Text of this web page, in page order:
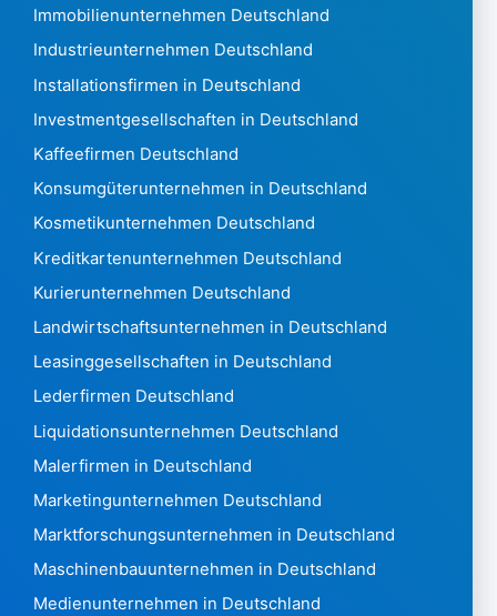
Israel 216.537
Italien6,336,903
Elfenbeinküste 1.490
Japan 4,735,348
Jordanien 18.486
Kasachstan 433057
Kenia5.275
Kosovo595
Kuwait 31.399
Laos28
Lettland 126.478
Lesotho442
Liberia705
Libyen451
Liechtenstein 9.427
Luxemburg 145.628
Macao 1,307
Mazedonien 3,874
Immobilienunternehmen Deutschland
Industrieunternehmen Deutschland
Installationsfirmen in Deutschland
Investmentgesellschaften in Deutschland
Kaffeefirmen Deutschland
Konsumgüterunternehmen in Deutschland
Kosmetikunternehmen Deutschland
Kreditkartenunternehmen Deutschland
Kurierunternehmen Deutschland
Landwirtschaftsunternehmen in Deutschland
Leasinggesellschaften in Deutschland
Lederfirmen Deutschland
Liquidationsunternehmen Deutschland
Malerfirmen in Deutschland
Marketingunternehmen Deutschland
Marktforschungsunternehmen in Deutschland
Maschinenbauunternehmen in Deutschland
Medienunternehmen in Deutschland